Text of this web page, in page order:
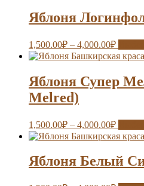
Яблоня
1,500.00₽ – 4,000.00₽
Яблоня Супер
Melred)
1,500.00₽ – 4,000.00₽
Яблоня Белый